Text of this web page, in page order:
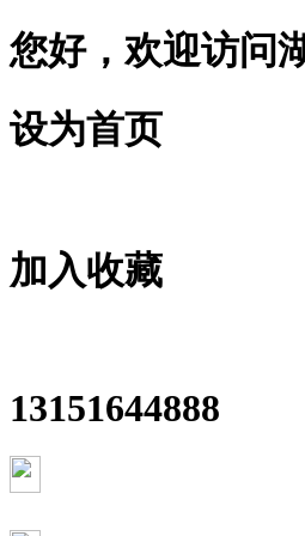
您好，欢迎访问
设为首页
加入收藏
13151644888